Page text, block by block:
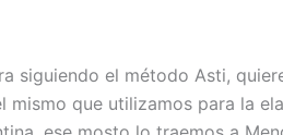
siguiendo el método Asti,
mismo que utilizamos para la